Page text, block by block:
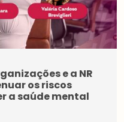
e a NR
os riscos
a saúde mental